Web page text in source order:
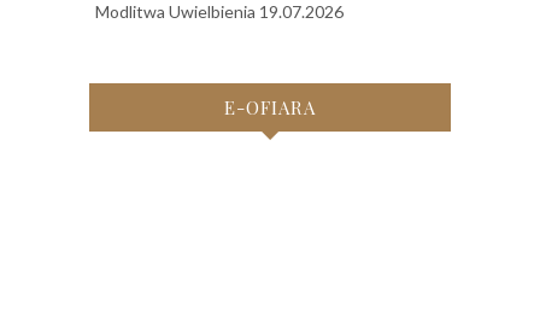
Modlitwa Uwielbienia 19.07.2026
E-OFIARA